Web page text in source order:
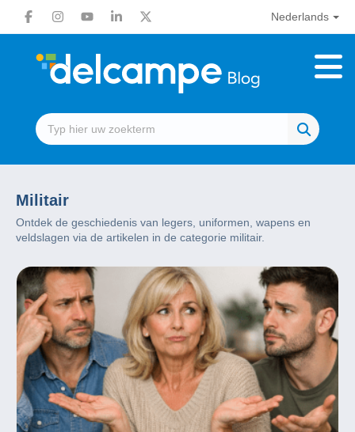
Nederlands
Militair
Ontdek de geschiedenis van legers, uniformen, wapens en
veldslagen via de artikelen in de categorie militair.